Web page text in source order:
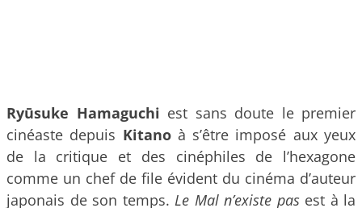
Ryūsuke Hamaguchi est sans doute le premier
cinéaste depuis Kitanoà s’être imposé aux yeux
de la critique et des cinéphiles de l’hexagone
comme un chef de file évident du cinéma d’auteur
japonais de son temps. Le Mal n’existe pasest à la